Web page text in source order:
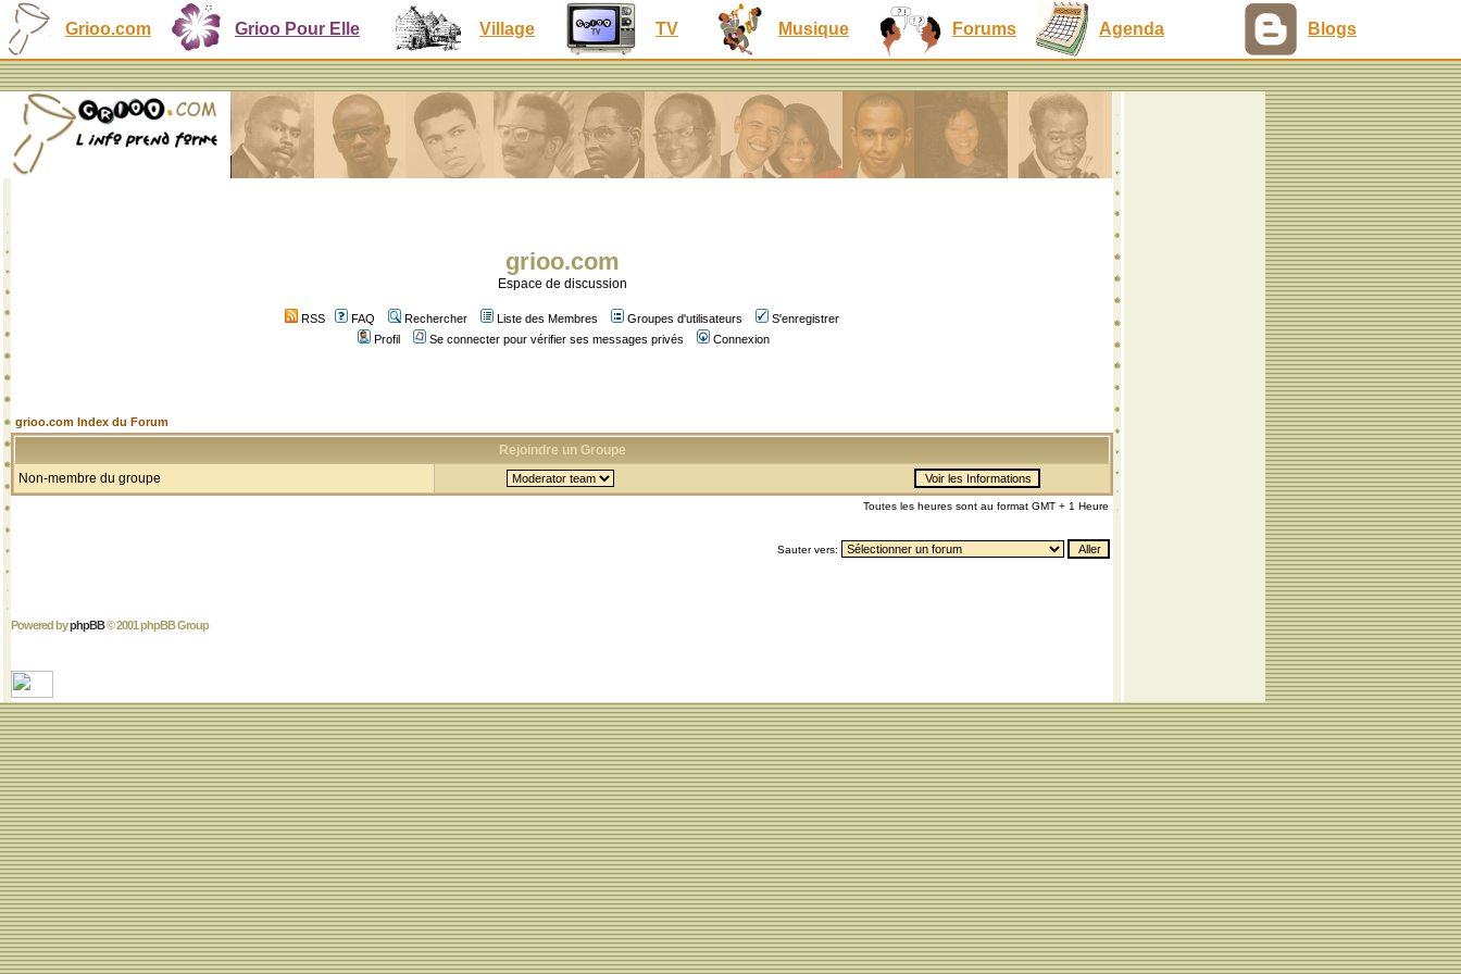
Grioo.com Grioo Pour Elle Village TV Musique Forums Agenda Blogs
grioo.com
Espace de discussion
RSS FAQ Rechercher Liste des Membres Groupes d'utilisateurs
S'enregistrer
Profil
Se connecter pour vérifier ses messages privés Connexion
grioo.com Index du Forum
Rejoindre un Groupe
Non-membre du groupe
Toutes les heures sont au format GMT + 1 Heure
Sauter vers:
Powered byphpBB© 2001 phpBB Group